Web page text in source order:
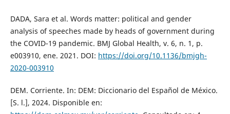
DADA, Sara et al. Words matter: political and gender
analysis of speeches made by heads of government during
the COVID-19 pandemic. BMJ Global Health, v. 6, n. 1, p.
e003910, ene. 2021. DOI: https://doi.org/10.1136/bmjgh-
2020-003910
DEM. Corriente. In: DEM: Diccionario del Español de México.
[S. l.], 2024. Disponible en: